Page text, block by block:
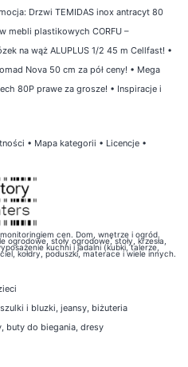
Drzwi TEMIDAS inox antracyt 80
mebli plastikowych CORFU –
na wąż ALUPLUS 1/2 45 m Cellfast! •
Nova 50 cm za pół ceny! • Mega
80P prawe za grosze! • Inspiracje i
• Mapa kategorii • Licencje •
cen. Dom, wnętrze i ogród.
stoły ogrodowe, stoły, krzesła,
kuchni i jadalni (kubki, talerze,
kołdry, poduszki, materace i wiele innych.
i bluzki, jeansy, biżuteria
, buty do biegania, dresy